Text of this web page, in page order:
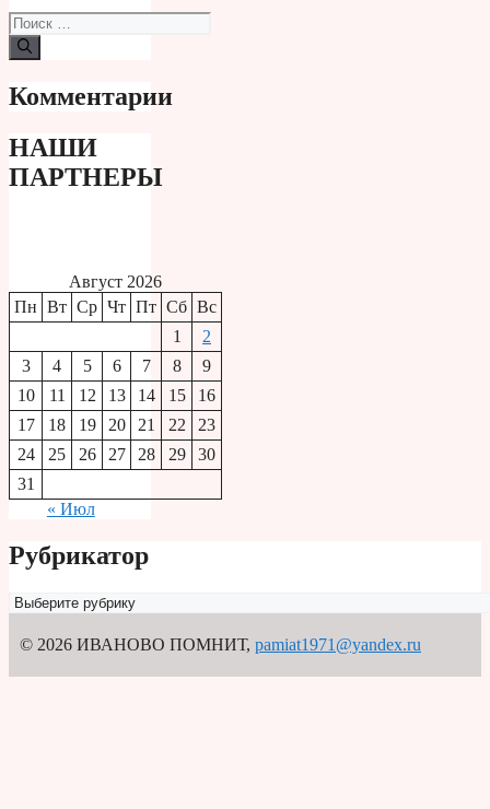
Поиск:
Комментарии
НАШИ
ПАРТНЕРЫ
Август 2026
Пн Вт Ср Чт Пт Сб Вс
1
2
3
4 5 6 7 8
9
10
11 12 13 14 15
16
17
18 19 20 21 22
23
24
25 26 27 28 29
30
31
« Июл
Рубрикатор
Рубрикатор
© 2026 ИВАНОВО ПОМНИТ, pamiat1971@yandex.ru